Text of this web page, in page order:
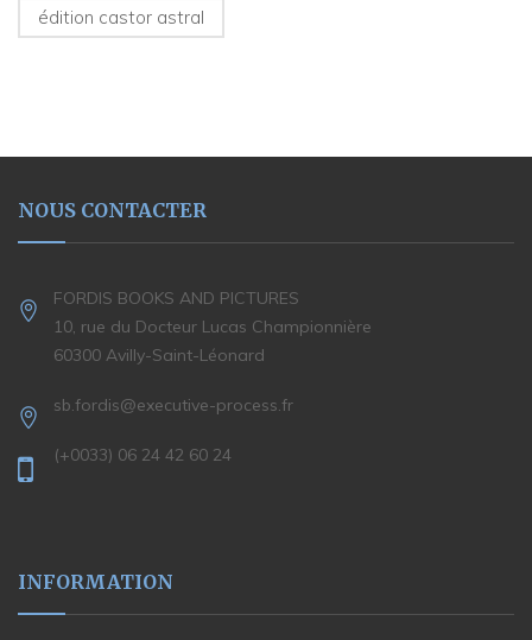
édition castor astral
NOUS CONTACTER
FORDIS BOOKS AND PICTURES
10, rue du Docteur Lucas Championnière
60300 Avilly-Saint-Léonard
sb.fordis@executive-process.fr
(+0033) 06 24 42 60 24
INFORMATION